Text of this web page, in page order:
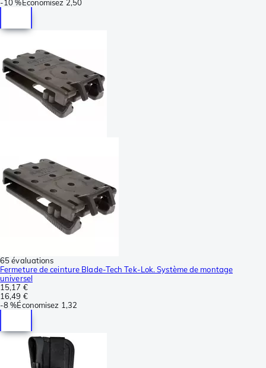
-10 %Économisez 2,50
65 évaluations
Fermeture de ceinture Blade-Tech Tek-Lok. Système de montage
universel
15,17 €
16,49 €
-8 %Économisez 1,32